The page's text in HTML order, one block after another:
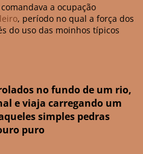
comandava a ocupação
, período no qual a força dos
do uso das moinhos típicos
no fundo de um rio,
e viaja carregando um
simples pedras
puro